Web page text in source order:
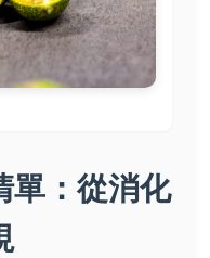
單：從消化